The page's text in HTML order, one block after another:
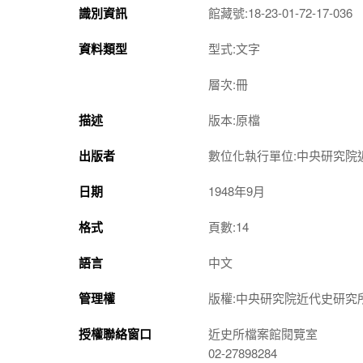
識別資訊 館藏號:18-23-01-72-17-036
資料類型 型式:文字
層次:冊
描述 版本:原檔
出版者 數位化執行單位:中央研究院
日期 1948年9月
格式 頁數:14
語言 中文
管理權 版權:中央研究院近代史研究
授權聯絡窗口
近史所檔案館閱覽室
02-27898284